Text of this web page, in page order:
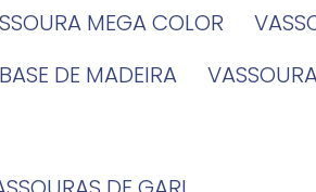
MEGA COLOR
DE MADEIRA